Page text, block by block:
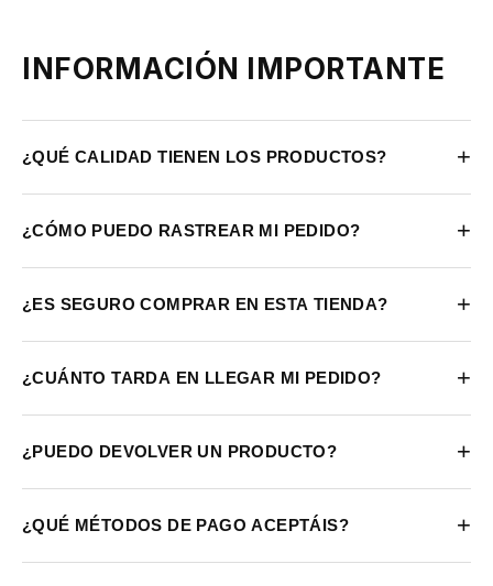
INFORMACIÓN IMPORTANTE
¿QUÉ CALIDAD TIENEN LOS PRODUCTOS? +
¿CÓMO PUEDO RASTREAR MI PEDIDO? +
¿ES SEGURO COMPRAR EN ESTA TIENDA? +
¿CUÁNTO TARDA EN LLEGAR MI PEDIDO? +
¿PUEDO DEVOLVER UN PRODUCTO? +
¿QUÉ MÉTODOS DE PAGO ACEPTÁIS? +